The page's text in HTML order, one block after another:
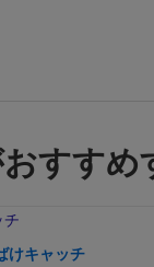
すすめ
けキャッチ